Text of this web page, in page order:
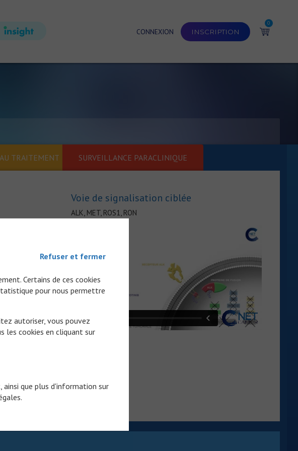
CONNEXION INSCRIPTION
0
AU TRAITEMENT SURVEILLANCE PARACLINIQUE
entières, de
écrasées,
Voie de signalisation ciblée
ALK, MET, ROS1, RON
Refuser et fermer
Certains de ces cookies
pour nous permettre
autoriser, vous pouvez
les cookies en cliquant sur
que plus d'information sur
.